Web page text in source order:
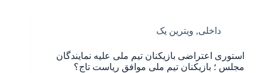
داخلی, ویترین یک
استوری اعتراضی بازیکنان تیم ملی علیه نمایندگان
مجلس ؛ بازیکنان تیم ملی موافق ریاست تاج؟